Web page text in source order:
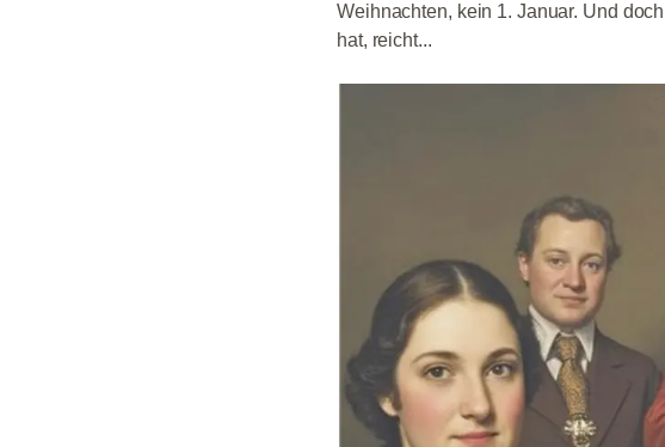
Weihnachten, kein 1. Januar. Und
hat, reicht...